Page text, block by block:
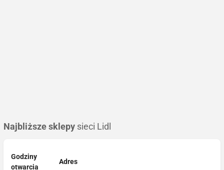
Najbliższe sklepy sieci Lidl
Godziny
otwarcia
Adres